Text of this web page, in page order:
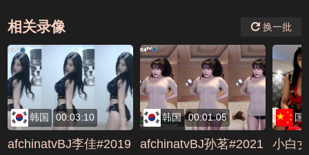
相关录像 换一批
韩国 00:03:10
afchinatvBJ李佳#2019
韩国 00:01:05
afchinatvBJ孙茗#2021
国
小白